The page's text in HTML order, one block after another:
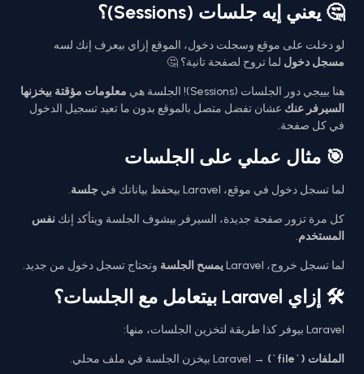
🤔 يعني إيه جلسات (Sessions)؟
لو دخلت على موقع وسجلت دخول، الموقع إزاي بيعرف إنك لسه
مسجل دخول لما تروح لصفحة تانية؟ 🤔
هنا بييجي دور الجلسات (Sessions)! الجلسة هي
معلومات مؤقتة بيخزنها
السيرفر عنك عشان تفضل متصل بالموقع بدون ما تعيد تسجيل الدخول
في كل صفحة.
🎯 مثال عملي على الجلسات
لما تسجل دخول في موقع، Laravel بيحفظ بياناتك في جلسة.
كل مرة تزور صفحة جديدة، السيرفر بيشوف الجلسة ويتأكد إنك نفس
المستخدم.
لما تسجل خروج، Laravel يمسح الجلسة وتحتاج تسجل دخول من جديد.
🛠️ إزاي Laravel بيتعامل مع الجلسات؟
Laravel بيوفر كذا طريقة لتخزين الجلسات، منها:
الملفات (`file`) → Laravel بيخزن الجلسة في ملف محلي.